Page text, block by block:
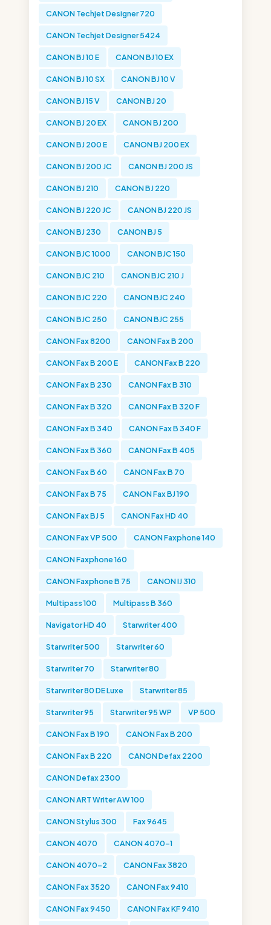
CANON Techjet Designer 720
CANON Techjet Designer 5424
CANON BJ 10 E CANON BJ 10 EX
CANON BJ 10 SX CANON BJ 10 V
CANON BJ 15 V CANON BJ 20
CANON BJ 20 EX CANON BJ 200
CANON BJ 200 E CANON BJ 200 EX
CANON BJ 200 JC CANON BJ 200 JS
CANON BJ 210 CANON BJ 220
CANON BJ 220 JC CANON BJ 220 JS
CANON BJ 230 CANON BJ 5
CANON BJC 1000 CANON BJC 150
CANON BJC 210 CANON BJC 210 J
CANON BJC 220 CANON BJC 240
CANON BJC 250 CANON BJC 255
CANON Fax 8200 CANON Fax B 200
CANON Fax B 200 E CANON Fax B 220
CANON Fax B 230 CANON Fax B 310
CANON Fax B 320 CANON Fax B 320 F
CANON Fax B 340 CANON Fax B 340 F
CANON Fax B 360 CANON Fax B 405
CANON Fax B 60 CANON Fax B 70
CANON Fax B 75 CANON Fax BJ 190
CANON Fax BJ 5 CANON Fax HD 40
CANON Fax VP 500 CANON Faxphone 140
CANON Faxphone 160
CANON Faxphone B 75 CANON IJ 310
Multipass 100 Multipass B 360
Navigator HD 40 Starwriter 400
Starwriter 500 Starwriter 60
Starwriter 70 Starwriter 80
Starwriter 80 DE Luxe Starwriter 85
Starwriter 95 Starwriter 95 WP VP 500
CANON Fax B 190 CANON Fax B 200
CANON Fax B 220 CANON Defax 2200
CANON Defax 2300
CANON ART Writer AW 100
CANON Stylus 300 Fax 9645
CANON 4070 CANON 4070-1
CANON 4070-2 CANON Fax 3820
CANON Fax 3520 CANON Fax 9410
CANON Fax 9450 CANON Fax KF 9410